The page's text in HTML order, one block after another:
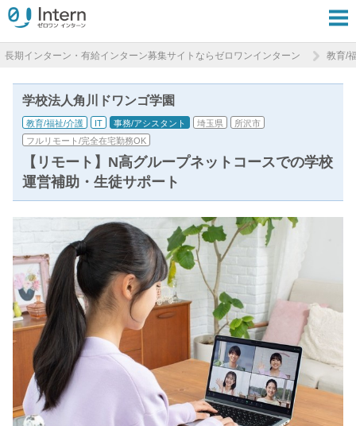
長期インターン・有給インターン募集サイトならゼロワンインターン 教育/
学校法人角川ドワンゴ学園
教育/福祉/介護 IT 事務/アシスタント 埼玉県
所沢市
フルリモート/完全在宅勤務OK
【リモート】N高グループネットコースでの学校
運営補助・生徒サポート